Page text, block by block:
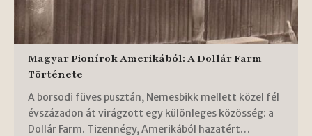
Magyar Pionírok Amerikából: A Dollár Farm
Története
A borsodi füves pusztán, Nemesbikk mellett közel fél
évszázadon át virágzott egy különleges közösség: a
Dollár Farm. Tizennégy, Amerikából hazatért…